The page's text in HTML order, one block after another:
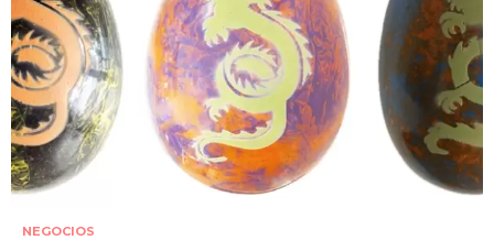
NEGOCIOS